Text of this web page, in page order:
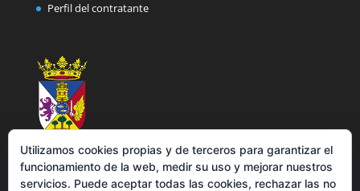
Perfil del contratante
Utilizamos cookies propias y de terceros para garantizar el
funcionamiento de la web, medir su uso y mejorar nuestros
servicios. Puede aceptar todas las cookies, rechazar las no